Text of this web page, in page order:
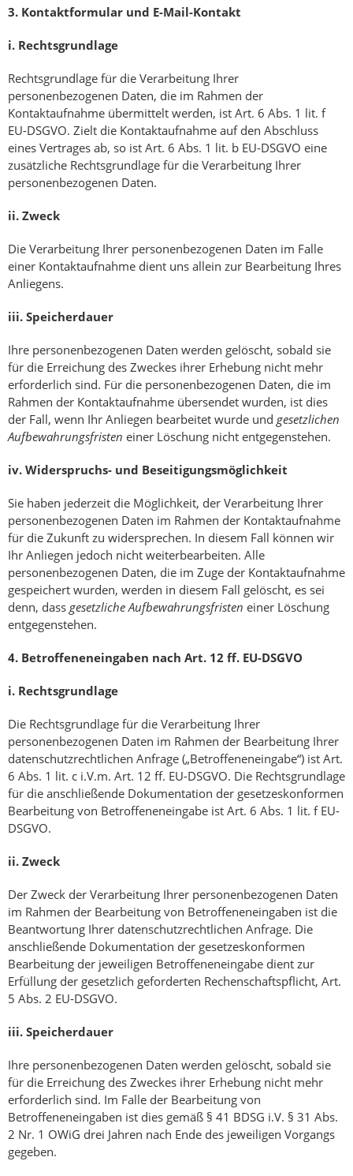
3. Kontaktformular und E-Mail-Kontakt
i. Rechtsgrundlage
Rechtsgrundlage für die Verarbeitung Ihrer
personenbezogenen Daten, die im Rahmen der
Kontaktaufnahme übermittelt werden, ist Art. 6 Abs. 1 lit. f
EU-DSGVO. Zielt die Kontaktaufnahme auf den Abschluss
eines Vertrages ab, so ist Art. 6 Abs. 1 lit. b EU-DSGVO eine
zusätzliche Rechtsgrundlage für die Verarbeitung Ihrer
personenbezogenen Daten.
ii. Zweck
Die Verarbeitung Ihrer personenbezogenen Daten im Falle
einer Kontaktaufnahme dient uns allein zur Bearbeitung Ihres
Anliegens.
iii. Speicherdauer
Ihre personenbezogenen Daten werden gelöscht, sobald sie
für die Erreichung des Zweckes ihrer Erhebung nicht mehr
erforderlich sind. Für die personenbezogenen Daten, die im
Rahmen der Kontaktaufnahme übersendet wurden, ist dies
der Fall, wenn Ihr Anliegen bearbeitet wurde und gesetzlichen
Aufbewahrungsfristen einer Löschung nicht entgegenstehen.
iv. Widerspruchs- und Beseitigungsmöglichkeit
Sie haben jederzeit die Möglichkeit, der Verarbeitung Ihrer
personenbezogenen Daten im Rahmen der Kontaktaufnahme
für die Zukunft zu widersprechen. In diesem Fall können wir
Ihr Anliegen jedoch nicht weiterbearbeiten. Alle
personenbezogenen Daten, die im Zuge der Kontaktaufnahme
gespeichert wurden, werden in diesem Fall gelöscht, es sei
denn, dass gesetzliche Aufbewahrungsfristen einer Löschung
entgegenstehen.
4. Betroffeneneingaben nach Art. 12 ff. EU-DSGVO
i. Rechtsgrundlage
Die Rechtsgrundlage für die Verarbeitung Ihrer
personenbezogenen Daten im Rahmen der Bearbeitung Ihrer
datenschutzrechtlichen Anfrage („Betroffeneneingabe“) ist Art.
6 Abs. 1 lit. c i.V.m. Art. 12 ff. EU-DSGVO. Die Rechtsgrundlage
für die anschließende Dokumentation der gesetzeskonformen
Bearbeitung von Betroffeneneingabe ist Art. 6 Abs. 1 lit. f EU-
DSGVO.
ii. Zweck
Der Zweck der Verarbeitung Ihrer personenbezogenen Daten
im Rahmen der Bearbeitung von Betroffeneneingaben ist die
Beantwortung Ihrer datenschutzrechtlichen Anfrage. Die
anschließende Dokumentation der gesetzeskonformen
Bearbeitung der jeweiligen Betroffeneneingabe dient zur
Erfüllung der gesetzlich geforderten Rechenschaftspflicht, Art.
5 Abs. 2 EU-DSGVO.
iii. Speicherdauer
Ihre personenbezogenen Daten werden gelöscht, sobald sie
für die Erreichung des Zweckes ihrer Erhebung nicht mehr
erforderlich sind. Im Falle der Bearbeitung von
Betroffeneneingaben ist dies gemäß § 41 BDSG i.V. § 31 Abs.
2 Nr. 1 OWiG drei Jahren nach Ende des jeweiligen Vorgangs
gegeben.